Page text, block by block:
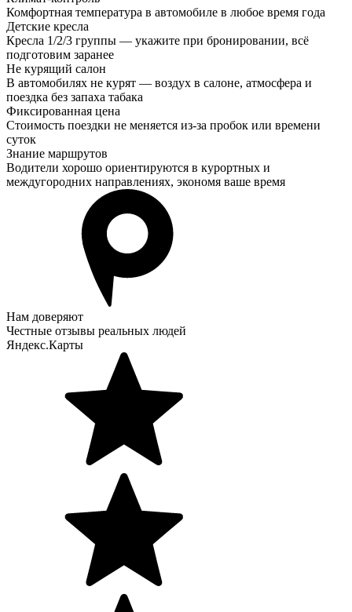
Комфортная температура в автомобиле в любое время года
Детские кресла
Кресла 1/2/3 группы — укажите при бронировании, всё
подготовим заранее
Не курящий салон
В автомобилях не курят — воздух в салоне, атмосфера и
поездка без запаха табака
Фиксированная цена
Стоимость поездки не меняется из-за пробок или времени
суток
Знание маршрутов
Водители хорошо ориентируются в курортных и
междугородних направлениях, экономя ваше время
Нам доверяют
Честные отзывы реальных людей
Яндекс.Карты